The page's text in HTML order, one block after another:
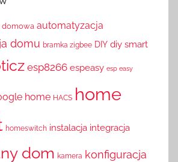
domowa automatyzacja
domu bramka zigbee DIY diy smart
esp8266 espeasy esp easy
home HACS home
homeswitch instalacja integracja
dom kamera konfiguracja